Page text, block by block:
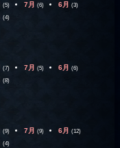
(5) 7月 (6) 6月 (3)
(4)
(7) 7月 (5) 6月 (6)
(8)
(9) 7月 (9) 6月 (12)
(4)